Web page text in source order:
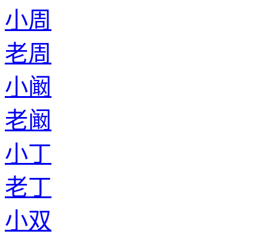
小周
老周
小阚
老阚
小丁
老丁
小双